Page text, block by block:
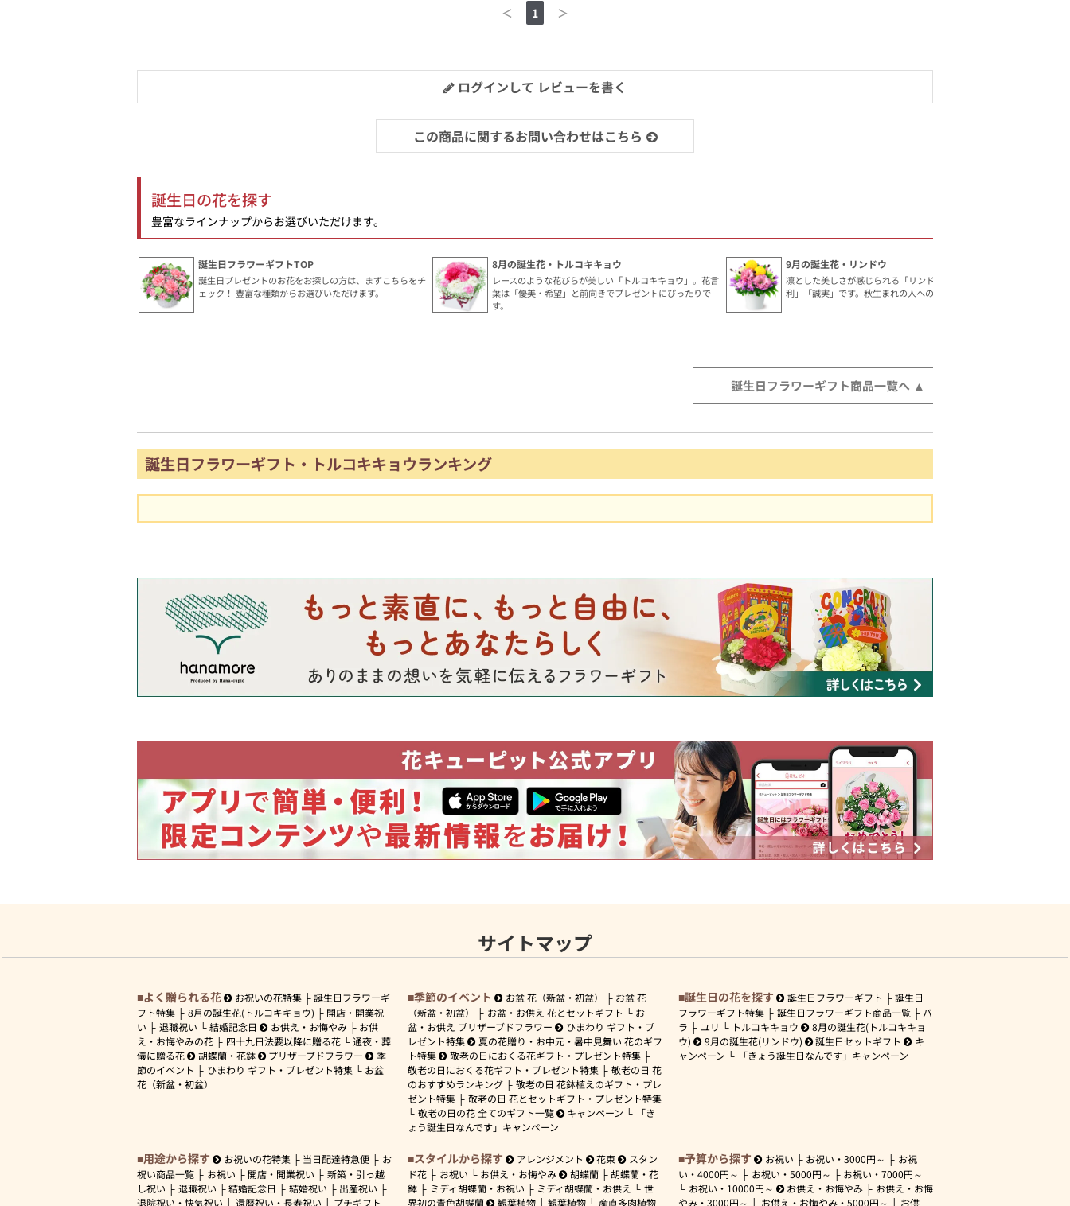
＜ 1 ＞
ログインして レビューを書く
この商品に関するお問い合わせはこちら
誕生日の花を探す
豊富なラインナップからお選びいただけます。
誕生日フラワーギフトTOP
誕生日プレゼントのお花をお探しの方は、まずこちらをチ
ェック！ 豊富な種類からお選びいただけます。
8月の誕生花・トルコキキョウ
レースのような花びらが美しい「トルコキキョウ」。花言
葉は「優美・希望」と前向きでプレゼントにぴったりで
す。
9月の誕生花・リンドウ
凛とした美しさが感じられる「リンドウ」。花言葉は「勝
利」「誠実」です。秋生まれの人へのギフトにおすすめ。
誕生日フラワーギフト商品一覧へ
誕生日フラワーギフト・トルコキキョウランキング
サイトマップ
よく贈られる花 お祝いの花特集
誕生日フラワーギ
フト特集
8月の誕生花(トルコキキョウ)
開店・開業祝
い
退職祝い 結婚記念日 お供え・お悔やみ
お供
え・お悔やみの花
四十九日法要以降に贈る花
通夜・葬
儀に贈る花
胡蝶蘭・花鉢 プリザーブドフラワー
季
節のイベント
ひまわり ギフト・プレゼント特集
お盆
花（新盆・初盆）
季節のイベント お盆 花（新盆・初盆）
お盆 花
（新盆・初盆）
お盆・お供え 花とセットギフト
お
盆・お供え プリザーブドフラワー
ひまわり ギフト・プ
レゼント特集
夏の花贈り・お中元・暑中見舞い 花のギフ
ト特集
敬老の日におくる花ギフト・プレゼント特集
敬老の日におくる花ギフト・プレゼント特集
敬老の日 花
のおすすめランキング
敬老の日 花鉢植えのギフト・プレ
ゼント特集
敬老の日 花とセットギフト・プレゼント特集
敬老の日の花 全てのギフト一覧
キャンペーン
「き
ょう誕生日なんです」キャンペーン
誕生日の花を探す 誕生日フラワーギフト
誕生日
フラワーギフト特集
誕生日フラワーギフト商品一覧
バ
ラ
ユリ トルコキキョウ
8月の誕生花(トルコキキョ
ウ)
9月の誕生花(リンドウ) 誕生日セットギフト
キ
ャンペーン
「きょう誕生日なんです」キャンペーン
用途から探す お祝いの花特集 当日配達特急便
お
祝い商品一覧
お祝い 開店・開業祝い
新築・引っ越
し祝い
退職祝い 結婚記念日 結婚祝い
出産祝い
退院祝い・快気祝い
還暦祝い・長寿祝い プチギフト
スタイルから探す アレンジメント 花束
スタン
ド花
お祝い お供え・お悔やみ 胡蝶蘭
胡蝶蘭・花
鉢
ミディ胡蝶蘭・お祝い ミディ胡蝶蘭・お供え
世
界初の青色胡蝶蘭
観葉植物 観葉植物 産直多肉植物
予算から探す お祝い お祝い・3000円～
お祝
い・ 4000円～ お祝い・ 5000円～ お祝い・7000円～
お祝い・ 10000円～ お供え・お悔やみ
お供え・お悔
やみ・ 3000円～ お供え・お悔やみ・ 5000円～ お供